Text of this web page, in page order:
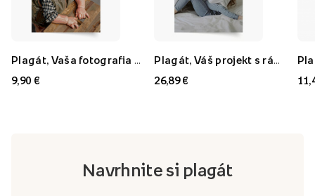
9,90 €
26,89 €
Navrhnite si plagát